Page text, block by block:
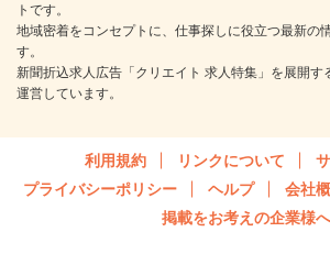
トです。
地域密着をコンセプトに、仕事探しに役立つ最新の
す。
新聞折込求人広告「クリエイト 求人特集」を展開す
運営しています。
利用規約 リンクについて
プライバシーポリシー
ヘルプ 会社
掲載をお考えの企業様へ